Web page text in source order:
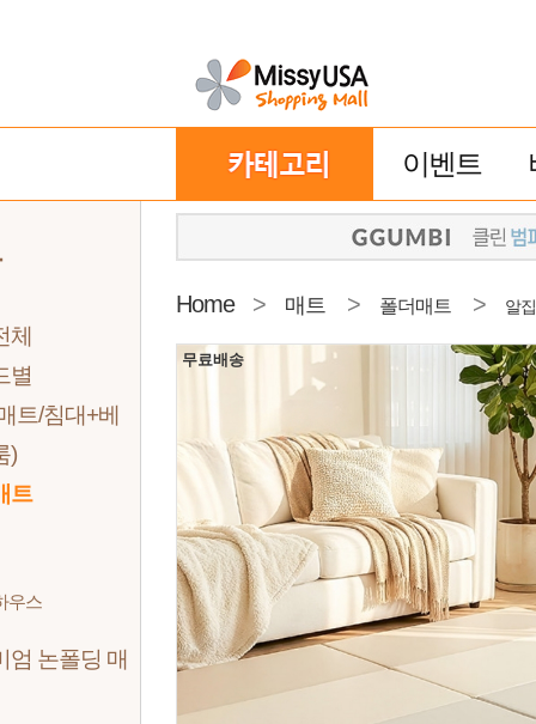
이벤트
체
별
트/침대+베
)
트
우스
엄 논폴딩 매
Home > 매트 > 폴더매트 > 알집
무료배송